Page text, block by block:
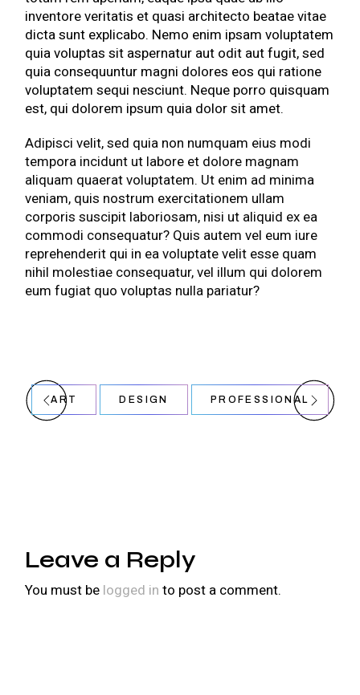
inventore veritatis et quasi architecto beatae vitae
dicta sunt explicabo. Nemo enim ipsam voluptatem
quia voluptas sit aspernatur aut odit aut fugit, sed
quia consequuntur magni dolores eos qui ratione
voluptatem sequi nesciunt. Neque porro quisquam
est, qui dolorem ipsum quia dolor sit amet.
Adipisci velit, sed quia non numquam eius modi
tempora incidunt ut labore et dolore magnam
aliquam quaerat voluptatem. Ut enim ad minima
veniam, quis nostrum exercitationem ullam
corporis suscipit laboriosam, nisi ut aliquid ex ea
commodi consequatur? Quis autem vel eum iure
reprehenderit qui in ea voluptate velit esse quam
nihil molestiae consequatur, vel illum qui dolorem
eum fugiat quo voluptas nulla pariatur?
ART DESIGN PROFESSIONAL
Leave a Reply
You must be logged in to post a comment.